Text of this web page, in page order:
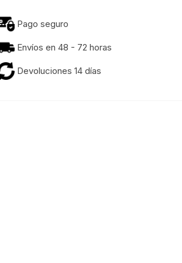
Pago seguro
Envíos en 48 - 72 horas
Devoluciones 14 días